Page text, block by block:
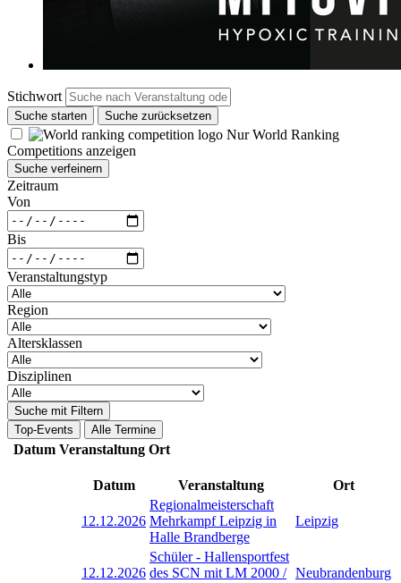
Stichwort
Suche starten Suche zurücksetzen
Nur World Ranking
Competitions anzeigen
Suche verfeinern
Zeitraum
Von
Bis
Veranstaltungstyp
Region
Altersklassen
Disziplinen
Suche mit Filtern
Top-Events
Alle Termine
Datum Veranstaltung Ort
Datum Veranstaltung Ort
12.12.2026
Regionalmeisterschaft
Mehrkampf Leipzig in
Halle Brandberge
Leipzig
12.12.2026
Schüler - Hallensportfest
des SCN mit LM 2000 / Neubrandenburg